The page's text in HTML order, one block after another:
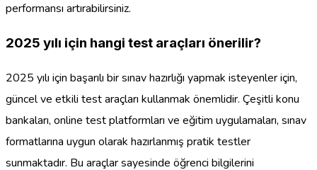
performansı artırabilirsiniz.
2025 yılı için hangi test araçları önerilir?
2025 yılı için başarılı bir sınav hazırlığı yapmak isteyenler için,
güncel ve etkili test araçları kullanmak önemlidir. Çeşitli konu
bankaları, online test platformları ve eğitim uygulamaları, sınav
formatlarına uygun olarak hazırlanmış pratik testler
sunmaktadır. Bu araçlar sayesinde öğrenci bilgilerini